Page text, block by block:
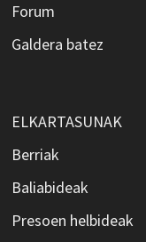
Forum
Galdera batez
ELKARTASUNAK
Berriak
Baliabideak
Presoen helbideak